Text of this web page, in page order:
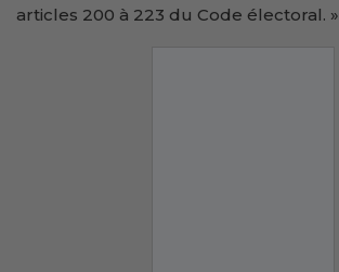
articles 200 à 223 du Code électoral. »